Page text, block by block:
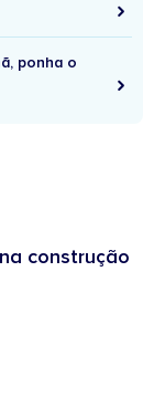
ponha o
construção